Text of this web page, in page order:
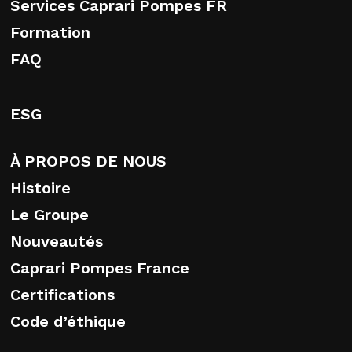
Services Caprari Pompes FR
Formation
FAQ
ESG
À PROPOS DE NOUS
Histoire
Le Groupe
Nouveautés
Caprari Pompes France
Certifications
Code d’éthique